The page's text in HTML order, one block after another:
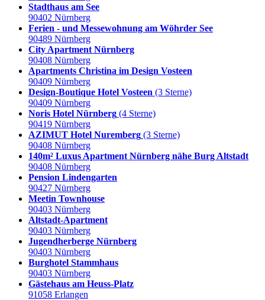
Stadthaus am See
90402 Nürnberg
Ferien - und Messewohnung am Wöhrder See
90489 Nürnberg
City Apartment Nürnberg
90408 Nürnberg
Apartments Christina im Design Vosteen
90409 Nürnberg
Design-Boutique Hotel Vosteen (3 Sterne)
90409 Nürnberg
Noris Hotel Nürnberg (4 Sterne)
90419 Nürnberg
AZIMUT Hotel Nuremberg (3 Sterne)
90408 Nürnberg
140m² Luxus Apartment Nürnberg nähe Burg Altstadt
90408 Nürnberg
Pension Lindengarten
90427 Nürnberg
Meetin Townhouse
90403 Nürnberg
Altstadt-Apartment
90403 Nürnberg
Jugendherberge Nürnberg
90403 Nürnberg
Burghotel Stammhaus
90403 Nürnberg
Gästehaus am Heuss-Platz
91058 Erlangen